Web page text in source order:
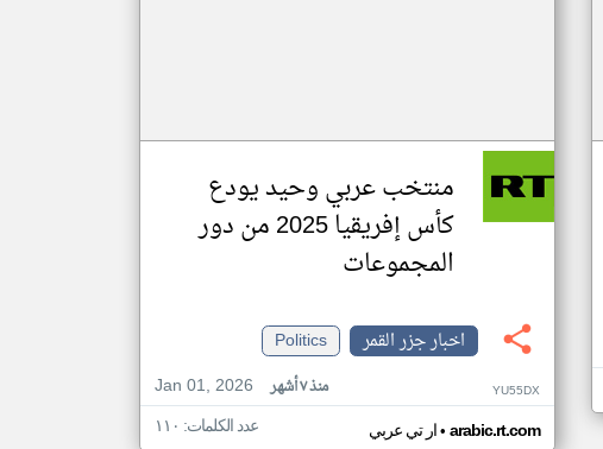
منتخب عربي وحيد يودع
كأس إفريقيا 2025 من دور
المجموعات
اخبار جزر القمر
Politics
Jan 01, 2026
منذ ٧ أشهر YU55DX
ار تي عربي• arabic.rt.com عدد الكلمات: ١١٠